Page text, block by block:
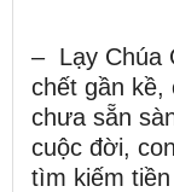
– Lạy Chúa
chết gần kề,
chưa sẵn
cuộc đời,
tìm kiếm